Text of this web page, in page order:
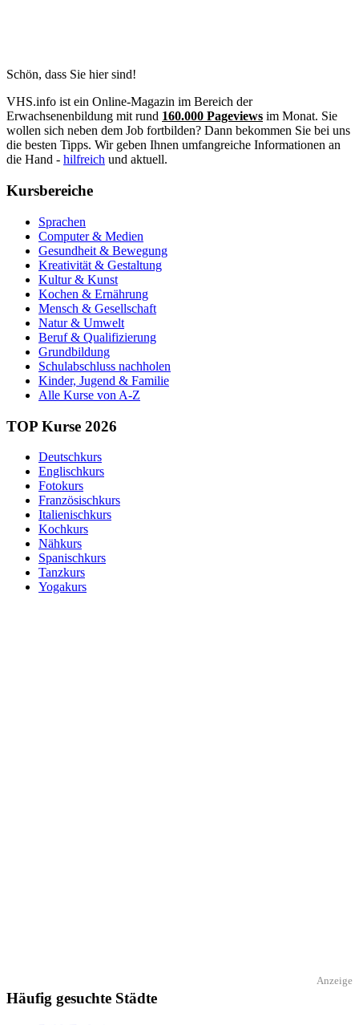
Schön, dass Sie hier sind!
VHS.info ist ein Online-Magazin im Bereich der
Erwachsenenbildung mit rund 160.000 Pageviews im Monat. Sie
wollen sich neben dem Job fortbilden? Dann bekommen Sie bei uns
die besten Tipps. Wir geben Ihnen umfangreiche Informationen an
die Hand - hilfreich und aktuell.
Kursbereiche
Sprachen
Computer & Medien
Gesundheit & Bewegung
Kreativität & Gestaltung
Kultur & Kunst
Kochen & Ernährung
Mensch & Gesellschaft
Natur & Umwelt
Beruf & Qualifizierung
Grundbildung
Schulabschluss nachholen
Kinder, Jugend & Familie
Alle Kurse von A-Z
TOP Kurse 2026
Deutschkurs
Englischkurs
Fotokurs
Französischkurs
Italienischkurs
Kochkurs
Nähkurs
Spanischkurs
Tanzkurs
Yogakurs
Anzeige
Häufig gesuchte Städte